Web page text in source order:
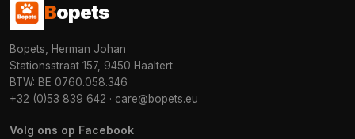
Bopets
Bopets, Herman Johan
Stationsstraat 157, 9450 Haaltert
BTW: BE 0760.058.346
+32 (0)53 839 642 · care@bopets.eu
Volg ons op Facebook